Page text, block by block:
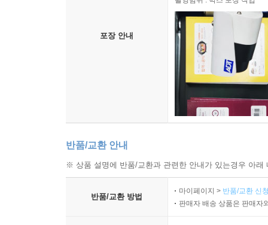
포장 안내
반품/교환 안내
※ 상품 설명에 반품/교환과 관련한 안내가 있는경우 아
반품/교환 방법
마이페이지 > 반품/교환 신
판매자 배송 상품은 판매자